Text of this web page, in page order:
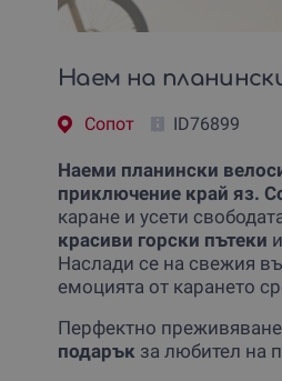
Наем на
Сопот ID76899
Наеми планински
приключение край яз.
каране и усети
красиви горски пътеки и
Наслади се на свежия
емоцията от карането
Перфектно
подарък за любител на